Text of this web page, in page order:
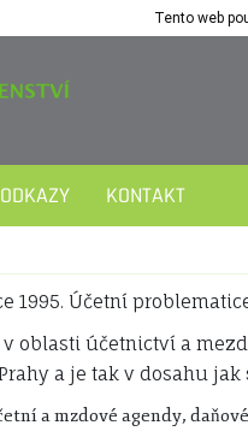
ODKAZY KONTAKT
1995. Účetní
oblasti účetnictví a
a je tak v dosahu
a mzdové agendy,
Tento web